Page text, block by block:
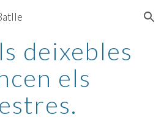
Skip to navigation
deixebles
els